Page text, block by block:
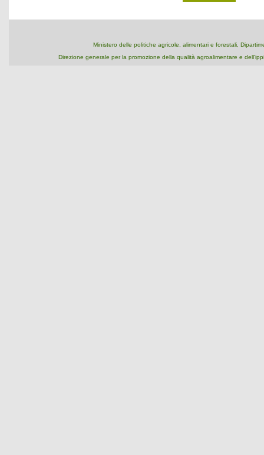
Ministero delle politiche agricole, alimentari e forestali,
Direzione generale per la promozione della qualità agroalimentare e